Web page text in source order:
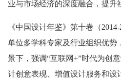
业与市场经济的深度融合，提升
《中国设计年鉴》第十卷（
单位多学科专家及行业组织优势
景下，强调“互联网+”时代为创
计创意表现、增值设计服务和设